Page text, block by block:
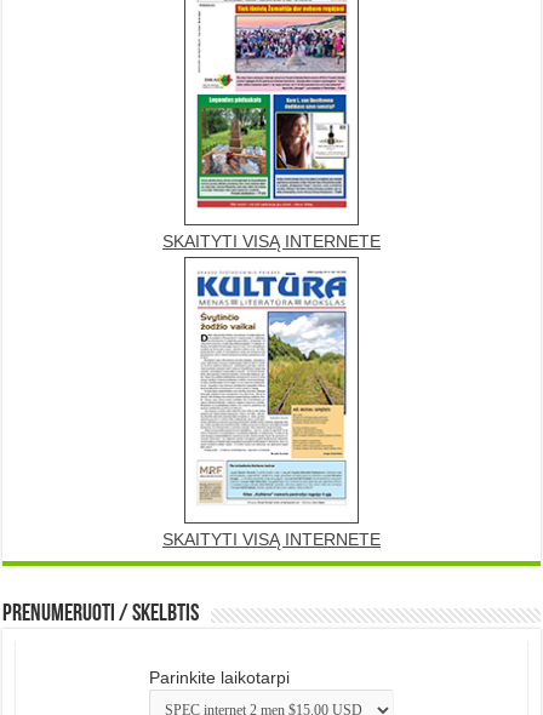
SKAITYTI VISĄ INTERNETE
SKAITYTI VISĄ INTERNETE
Prenumeruoti / Skelbtis
Parinkite laikotarpi